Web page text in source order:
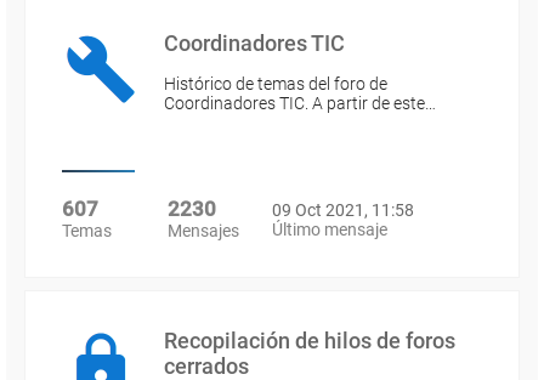
Coordinadores TIC
Histórico de temas del foro de
Coordinadores TIC. A partir de este…
607
Temas
2230
Mensajes
09 Oct 2021, 11:58
Último mensaje
Recopilación de hilos de foros
cerrados